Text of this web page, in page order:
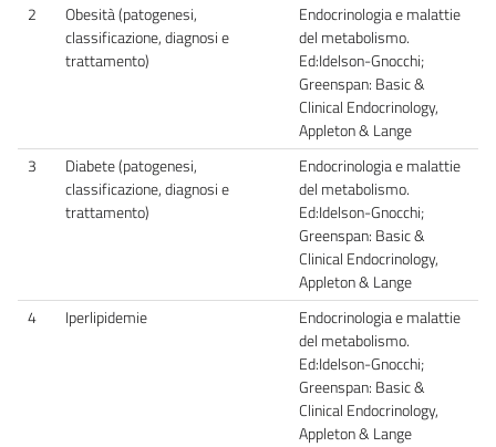
2
Obesità (patogenesi,
classificazione, diagnosi e
trattamento)
Endocrinologia e malattie
del metabolismo.
Ed:Idelson-Gnocchi;
Greenspan: Basic &
Clinical Endocrinology,
Appleton & Lange
3
Diabete (patogenesi,
classificazione, diagnosi e
trattamento)
Endocrinologia e malattie
del metabolismo.
Ed:Idelson-Gnocchi;
Greenspan: Basic &
Clinical Endocrinology,
Appleton & Lange
4
Iperlipidemie
Endocrinologia e malattie
del metabolismo.
Ed:Idelson-Gnocchi;
Greenspan: Basic &
Clinical Endocrinology,
Appleton & Lange